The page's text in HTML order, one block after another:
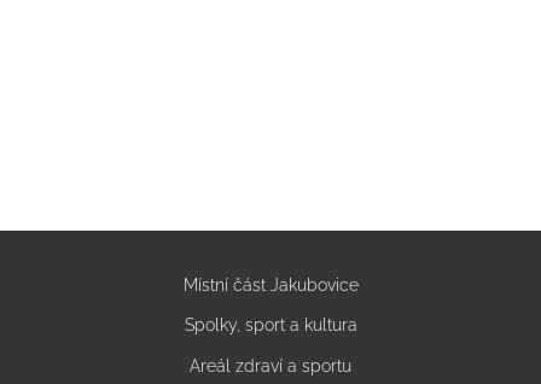
Místní část Jakubovice
Spolky, sport a kultura
Areál zdraví a sportu